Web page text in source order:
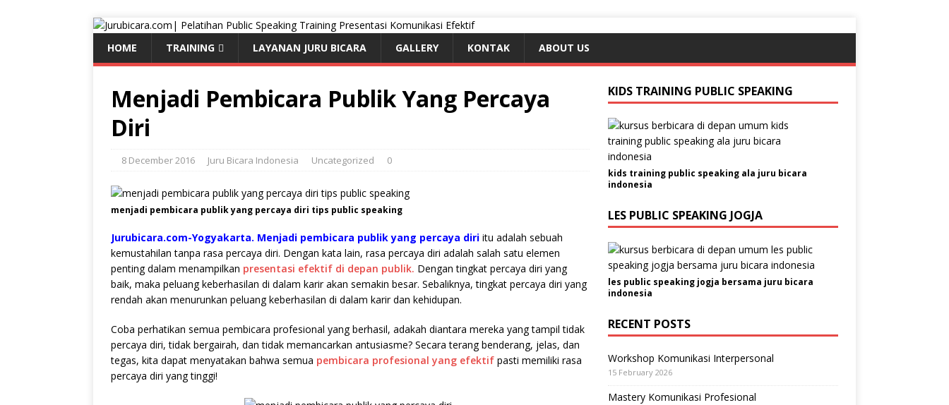
HOME TRAINING LAYANAN JURU BICARA GALLERY KONTAK ABOUT US
Menjadi Pembicara Publik Yang Percaya
Diri
8 December 2016 Juru Bicara Indonesia Uncategorized 0
menjadi pembicara publik yang percaya diri tips public speaking
Jurubicara.com-Yogyakarta. Menjadi pembicara publik yang percaya diri itu adalah sebuah
kemustahilan tanpa rasa percaya diri. Dengan kata lain, rasa percaya diri adalah salah satu elemen
penting dalam menampilkan presentasi efektif di depan publik. Dengan tingkat percaya diri yang
baik, maka peluang keberhasilan di dalam karir akan semakin besar. Sebaliknya, tingkat percaya diri yang
rendah akan menurunkan peluang keberhasilan di dalam karir dan kehidupan.
Coba perhatikan semua pembicara profesional yang berhasil, adakah diantara mereka yang tampil tidak
percaya diri, tidak bergairah, dan tidak memancarkan antusiasme? Secara terang benderang, jelas, dan
tegas, kita dapat menyatakan bahwa semua pembicara profesional yang efektif pasti memiliki rasa
percaya diri yang tinggi!
KIDS TRAINING PUBLIC SPEAKING
kids training public speaking ala juru bicara
indonesia
LES PUBLIC SPEAKING JOGJA
les public speaking jogja bersama juru bicara
indonesia
RECENT POSTS
Workshop Komunikasi Interpersonal
15 February 2026
Mastery Komunikasi Profesional